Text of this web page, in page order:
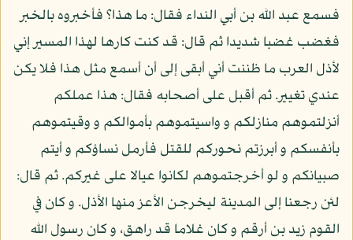
فسمع عبد الله بن أبي النداء فقال: ما هذا؟ فأخبروه بالخبر
فغضب غضبا شديدا ثم قال: قد كنت كارها لهذا المسير إني
لأذل العرب ما ظننت أني أبقى إلى أن أسمع مثل هذا فلا يكن
عندي تغيير. ثم أقبل على أصحابه فقال: هذا عملكم
أنزلتموهم منازلكم و واسيتموهم بأموالكم و وقيتموهم
بأنفسكم و أبرزتم نحوركم للقتل فأرمل نساؤكم و أيتم
صبيانكم و لو أخرجتموهم لكانوا عيالا على غيركم. ثم قال:
لئن رجعنا إلى المدينة ليخرجن الأعز منها الأذل. و كان في
القوم زيد بن أرقم و كان غلاما قد راهق، و كان رسول الله